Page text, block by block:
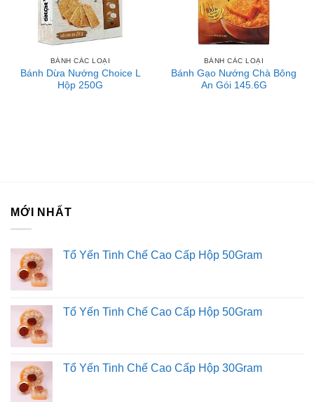
BÁNH CÁC LOẠI
Bánh Dừa Nướng Choice L
Hộp 250G
BÁNH CÁC LOẠI
Bánh Gạo Nướng Chà Bông
An Gói 145.6G
MỚI NHẤT
Tổ Yến Tinh Chế Cao Cấp Hộp 50Gram
Tổ Yến Tinh Chế Cao Cấp Hộp 50Gram
Tổ Yến Tinh Chế Cao Cấp Hộp 30Gram